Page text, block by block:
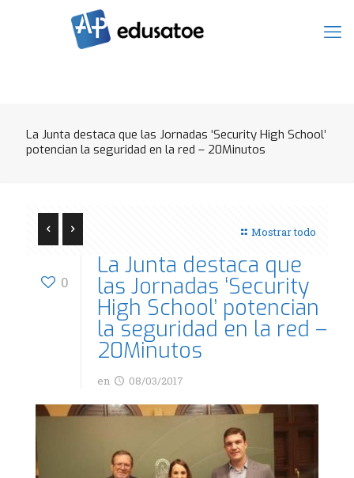
La Junta destaca que las Jornadas ‘Security High School’
potencian la seguridad en la red – 20Minutos
Mostrar todo
0
La Junta destaca que
las Jornadas ‘Security
High School’ potencian
la seguridad en la red –
20Minutos
en 08/03/2017